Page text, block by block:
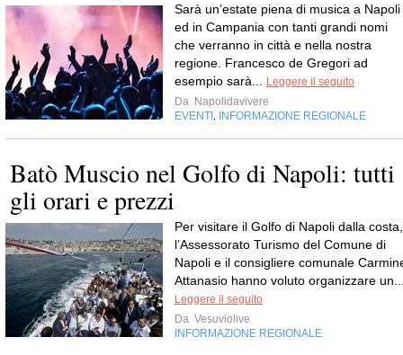
Sarà un’estate piena di musica a Napoli
ed in Campania con tanti grandi nomi
che verranno in città e nella nostra
regione. Francesco de Gregori ad
esempio sarà...
Leggere il seguito
Da Napolidavivere
EVENTI INFORMAZIONE REGIONALE
Batò Muscio nel Golfo di Napoli: tutti
gli orari e prezzi
Per visitare il Golfo di Napoli dalla costa,
l’Assessorato Turismo del Comune di
Napoli e il consigliere comunale
Attanasio hanno voluto organizzare
Leggere il seguito
Da Vesuviolive
INFORMAZIONE REGIONALE